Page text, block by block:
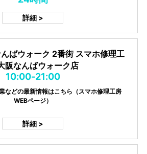
詳細 >
ばウォーク 2番街 スマホ修理工
阪なんばウォーク店
10:00-21:00
などの最新情報はこちら（スマホ修理工房
WEBページ）
詳細 >